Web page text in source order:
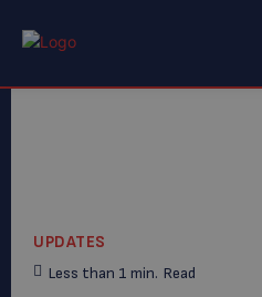
UPDATES
Less than 1 min. Read